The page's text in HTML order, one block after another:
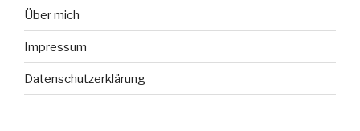
Über mich
Impressum
Datenschutzerklärung